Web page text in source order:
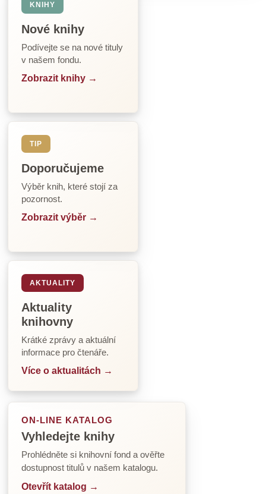
KNIHY
Nové knihy
Podívejte se na nové tituly
v našem fondu.
Zobrazit knihy →
TIP
Doporučujeme
Výběr knih, které stojí za
pozornost.
Zobrazit výběr →
AKTUALITY
Aktuality
knihovny
Krátké zprávy a aktuální
informace pro čtenáře.
Více o aktualitách →
ON-LINE KATALOG
Vyhledejte knihy
Prohlédněte si knihovní fond a ověřte
dostupnost titulů v našem katalogu.
Otevřít katalog →